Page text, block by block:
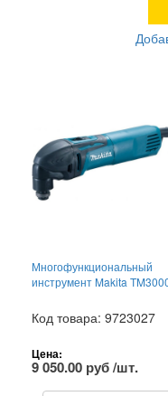
Многофункциональный
инструмент Makita
Код товара: 9723027
Цена:
9 050.00 руб /шт.